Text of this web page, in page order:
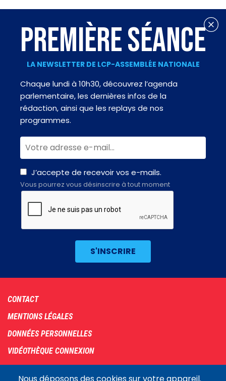
PREMIÈRE SÉANCE
LA NEWSLETTER DE LCP-ASSEMBLÉE NATIONALE
Chaque lundi à 10h30, découvrez l’agenda
parlementaire, les dernières infos de la
rédaction, ainsi que les replays de nos
programmes.
J’accepte de recevoir vos e-mails.
Vous pourrez vous désinscrire à tout moment
Footer
menu
CONTACT
MENTIONS LÉGALES
DONNÉES PERSONNELLES
VIDÉOTHÈQUE CONNEXION